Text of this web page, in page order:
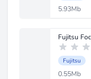
5.93Mb
Fujitsu
0.55Mb